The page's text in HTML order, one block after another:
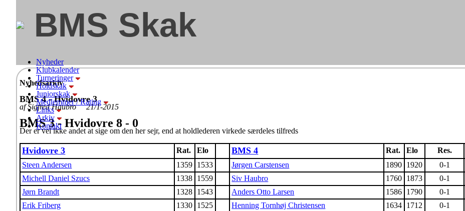
BMS Skak
Nyheder
Klubkalender
Turneringer
Holdskak
Juniorskak
Medlemmer / Rating
Links
Arkiv
Kontakt
Nyhedsarkiv
BMS 4 - Hvidovre 3
af Sigfred Haubro 21/1-2015
BMS 3 - Hvidovre 8 - 0
Der er vel ikke andet at sige om den her sejr, end at holdlederen virkede særdeles tilfreds
Hvidovre 3 Rat. Elo BMS 4 Rat. Elo Res.
Steen Andersen
1359 1533 Jørgen Carstensen 1890 1920 0-1
Michell Daniel Szucs
1338 1559 Siv Haubro 1760 1873 0-1
Jørn Brandt
1328 1543 Anders Otto Larsen 1586 1790 0-1
Erik Friberg
1330 1525 Henning Tornhøj Christensen 1634 1712 0-1